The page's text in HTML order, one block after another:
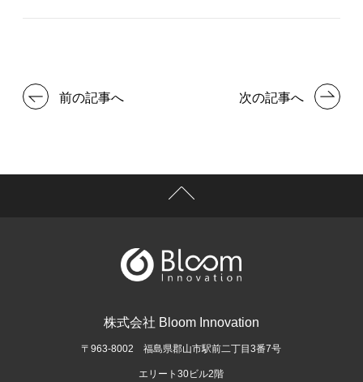
前の記事へ 次の記事へ
株式会社 Bloom Innovation
〒963-8002 福島県郡山市駅前二丁目3番7号
エリート30ビル2階